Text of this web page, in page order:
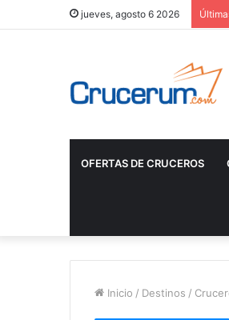
jueves, agosto 6 2026
OFERTAS DE CRUCEROS
Inicio / Destinos /